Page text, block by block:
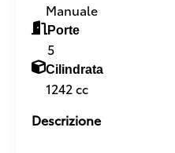
Manuale
Porte
5
Cilindrata
1242 cc
Descrizione